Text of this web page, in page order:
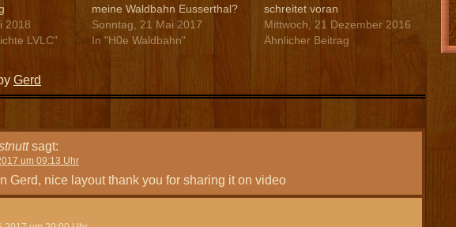
2018
LVLC"
meine Waldbahn Eusserthal?
Sonntag, 21 Mai 2017
In "H0e Waldbahn"
schreitet voran
Mittwoch, 21 Dezember 2016
Ähnlicher Beitrag
Gerd
sagt:
um 09:13 Uhr
Gerd, nice layout thank you for sharing it on video